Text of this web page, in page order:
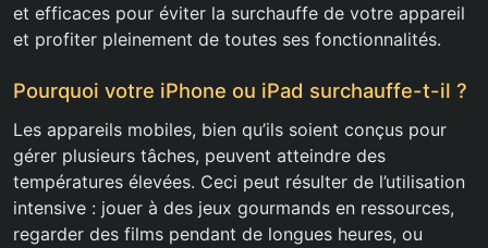
et efficaces pour éviter la surchauffe de votre appareil
et profiter pleinement de toutes ses fonctionnalités.
Pourquoi votre iPhone ou iPad surchauffe-t-il ?
Les appareils mobiles, bien qu’ils soient conçus pour
gérer plusieurs tâches, peuvent atteindre des
températures élevées. Ceci peut résulter de l’utilisation
intensive : jouer à des jeux gourmands en ressources,
regarder des films pendant de longues heures, ou